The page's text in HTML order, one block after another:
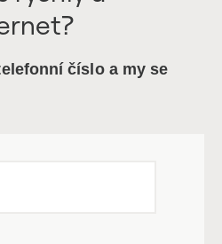
číslo a my se